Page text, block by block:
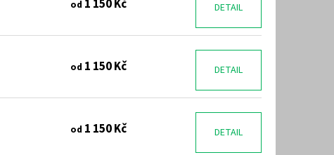
od 1 150 Kč DETAIL
od 1 150 Kč DETAIL
od 1 150 Kč DETAIL